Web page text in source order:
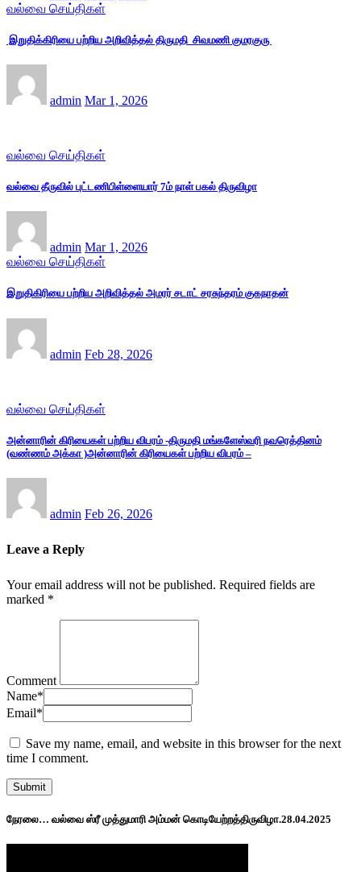
வல்வை செய்திகள்
இறுதிக்கிரியை பற்றிய அறிவித்தல் திருமதி சிவமணி குமரகுரு
admin Mar 1, 2026
வல்வை செய்திகள்
வல்வை தீருவில் புட்டணிபிள்ளையார் 7ம் நாள் பகல் திருவிழா
admin Mar 1, 2026
வல்வை செய்திகள்
இறுதிகிரியை பற்றிய அறிவித்தல் அமரர் சடாட் சரசுந்தரம் குகநாதன்
admin Feb 28, 2026
வல்வை செய்திகள்
அன்னாரின் கிரியைகள் பற்றிய விபரம் -திருமதி மங்களேஸ்வரி நவரெத்தினம்
(வண்ணம் அக்கா )அன்னாரின் கிரியைகள் பற்றிய விபரம் –
admin Feb 26, 2026
Leave a Reply
Your email address will not be published. Required fields are
marked *
Comment
Name*
Email*
Save my name, email, and website in this browser for the next
time I comment.
நேரலை… வல்வை ஸ்ரீ முத்துமாரி அம்மன் கொடியேற்றத்திருவிழா.28.04.2025